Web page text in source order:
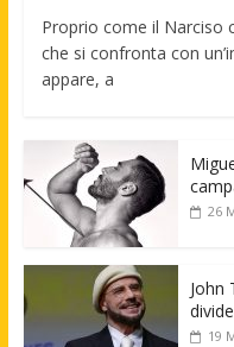
Proprio come il Narciso
che si confronta con
appare, a
26
John
19